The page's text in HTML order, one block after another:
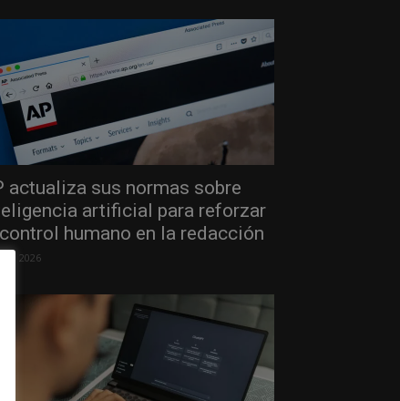
actualiza sus normas sobre
artificial para reforzar
humano en la redacción
2026